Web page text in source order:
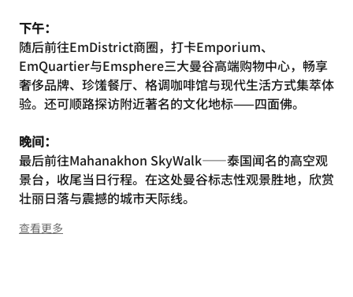
下午：
随后前往EmDistrict商圈，打卡Emporium、
EmQuartier与Emsphere三大曼谷高端购物中心，畅享
奢侈品牌、珍馐餐厅、格调咖啡馆与现代生活方式集萃体
验。还可顺路探访附近著名的文化地标——四面佛。
晚间：
最后前往Mahanakhon SkyWalk——泰国闻名的高空观
景台，收尾当日行程。在这处曼谷标志性观景胜地，欣赏
壮丽日落与震撼的城市天际线。
查看更多